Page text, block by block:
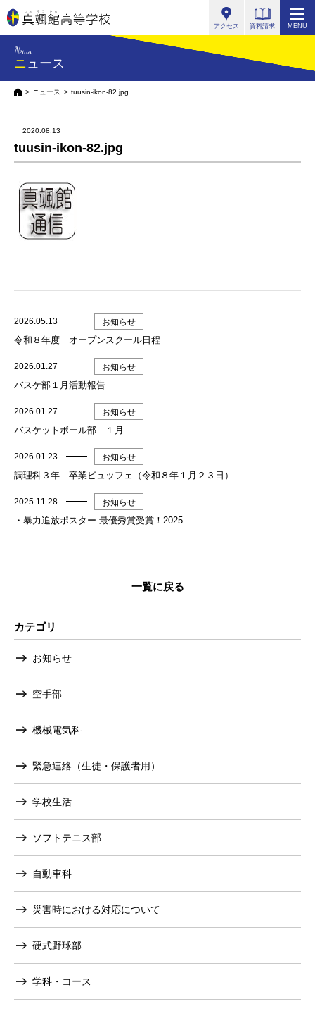
アクセス 資料請求 MENU
News
ニュース
HOMEニュース tuusin-ikon-82.jpg
2020.08.13
tuusin-ikon-82.jpg
2026.05.13 お知らせ
令和８年度 オープンスクール日程
2026.01.27 お知らせ
バスケ部１月活動報告
2026.01.27 お知らせ
バスケットボール部 １月
2026.01.23 お知らせ
調理科３年 卒業ビュッフェ（令和８年１月２３日）
2025.11.28 お知らせ
・暴力追放ポスター 最優秀賞受賞！2025
一覧に戻る
カテゴリ
お知らせ
空手部
機械電気科
緊急連絡（生徒・保護者用）
学校生活
ソフトテニス部
自動車科
災害時における対応について
硬式野球部
学科・コース